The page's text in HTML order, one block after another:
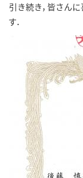
引き続き，皆さん
す．